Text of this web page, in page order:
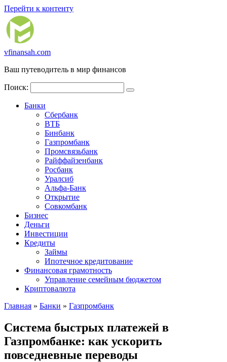
Перейти к контенту
vfinansah.com
Ваш путеводитель в мир финансов
Поиск:
Банки
Сбербанк
ВТБ
Бинбанк
Газпромбанк
Промсвязьбанк
Райффайзенбанк
Росбанк
Уралсиб
Альфа-Банк
Открытие
Совкомбанк
Бизнес
Деньги
Инвестиции
Кредиты
Займы
Ипотечное кредитование
Финансовая грамотность
Управление семейным бюджетом
Криптовалюта
Главная » Банки » Газпромбанк
Система быстрых платежей в
Газпромбанке: как ускорить
повседневные переводы